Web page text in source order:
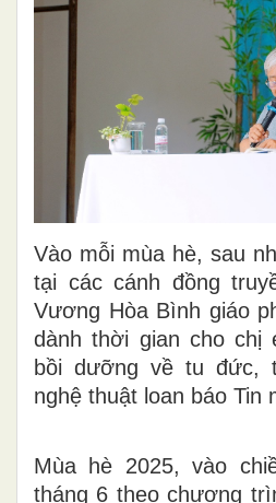
Vào mỗi mùa hè, sau
tại các cánh đồng
Vương Hòa Bình giáo
dành thời gian cho chị
bồi dưỡng về tu đức,
nghệ thuật loan báo Tin
Mùa hè 2025, vào
tháng 6 theo chương